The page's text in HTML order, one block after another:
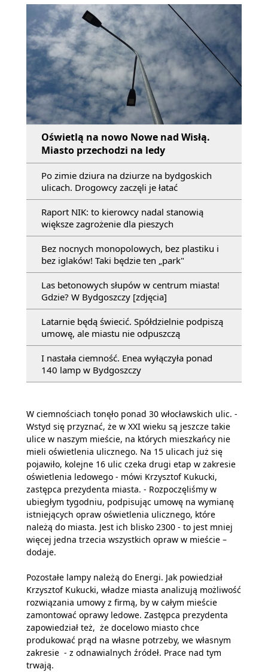
Oświetlą na nowo Nowe nad Wisłą.
Miasto przechodzi na ledy
Po zimie dziura na dziurze na bydgoskich
ulicach. Drogowcy zaczęli je łatać
Raport NIK: to kierowcy nadal stanowią
większe zagrożenie dla pieszych
Bez nocnych monopolowych, bez plastiku i
bez iglaków! Taki będzie ten „park"
Las betonowych słupów w centrum miasta!
Gdzie? W Bydgoszczy [zdjęcia]
Latarnie będą świecić. Spółdzielnie podpiszą
umowę, ale miastu nie odpuszczą
I nastała ciemność. Enea wyłączyła ponad
140 lamp w Bydgoszczy
W ciemnościach tonęło ponad 30 włocławskich ulic. -
Wstyd się przyznać, że w XXI wieku są jeszcze takie
ulice w naszym mieście, na których mieszkańcy nie
mieli oświetlenia ulicznego. Na 15 ulicach już się
pojawiło, kolejne 16 ulic czeka drugi etap w zakresie
oświetlenia ledowego - mówi Krzysztof Kukucki,
zastępca prezydenta miasta. - Rozpoczęliśmy w
ubiegłym tygodniu, podpisując umowę na wymianę
istniejących opraw oświetlenia ulicznego, które
należą do miasta. Jest ich blisko 2300 - to jest mniej
więcej jedna trzecia wszystkich opraw w mieście –
dodaje.
Pozostałe lampy należą do Energi. Jak powiedział
Krzysztof Kukucki, władze miasta analizują możliwość
rozwiązania umowy z firmą, by w całym mieście
zamontować oprawy ledowe. Zastępca prezydenta
zapowiedział też, że docelowo miasto chce
produkować prąd na własne potrzeby, we własnym
zakresie - z odnawialnych źródeł. Prace nad tym
trwają.